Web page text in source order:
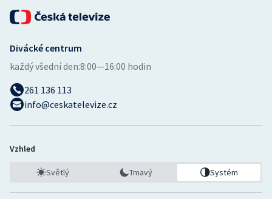
Divácké centrum
každý všední den:8:00—16:00 hodin
261 136 113
info@ceskatelevize.cz
Vzhled
Světlý Tmavý Systém